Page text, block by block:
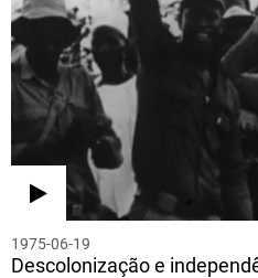
1975-06-19
Descolonização e